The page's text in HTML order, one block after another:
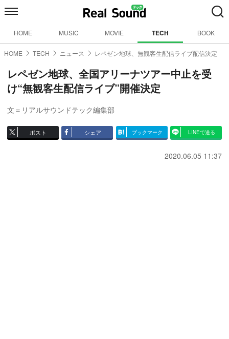
HOME MUSIC MOVIE TECH BOOK
HOME TECH ニュース レペゼン地球、無観客生配信ライブ配信決定
レペゼン地球、全国アリーナツアー中止を受
け“無観客生配信ライブ”開催決定
文＝リアルサウンドテック編集部
ポスト シェア ブックマーク LINEで送る
2020.06.05 11:37